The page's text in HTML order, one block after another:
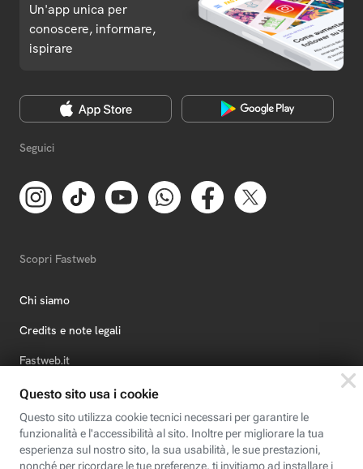
Un'app unica per
conoscere, informare,
ispirare
Seguici
Scopri Fastweb
Chi siamo
Credits e note legali
Fastweb.it
Formazione
Fastweb Digital Academy
STEP FuturAbility District